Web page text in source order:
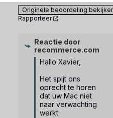
Originele beoordeling
Rapporteer
Reactie door
recommerce.com
Hallo Xavier,
Het spijt ons
oprecht te horen
dat uw Mac niet
naar verwachting
werkt.